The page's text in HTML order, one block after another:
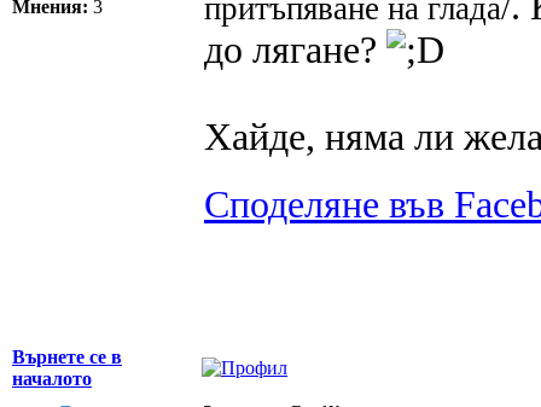
Мнения: 3 притъпяване на глада/
до лягане?
Хайде, няма ли
Споделяне във
Върнете се в
началото